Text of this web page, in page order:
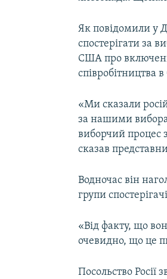
Як повідомили у
спостерігати за
США про
співробітництва
«Ми сказали
за нашими
виборчий процес
сказав
Водночас він
групи
«Від факту, що
очевидно, що це
Посольство